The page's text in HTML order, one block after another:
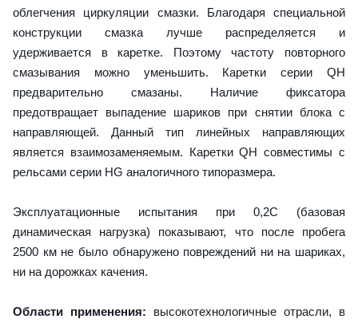
облегчения циркуляции смазки. Благодаря специальной
конструкции смазка лучше распределяется и
удерживается в каретке. Поэтому частоту повторного
смазывания можно уменьшить. Каретки серии QH
предварительно смазаны. Наличие фиксатора
предотвращает выпадение шариков при снятии блока с
направляющей. Данный тип линейных направляющих
является взаимозаменяемым. Каретки QH совместимы с
рельсами серии HG аналогичного типоразмера.
Эксплуатационные испытания при 0,2C (базовая
динамическая нагрузка) показывают, что после пробега
2500 км не было обнаружено повреждений ни на шариках,
ни на дорожках качения.
Области применения: высокотехнологичные отрасли, в